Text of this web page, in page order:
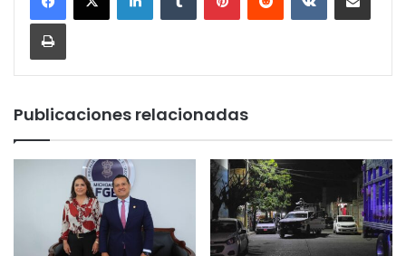
Imprimir
Publicaciones relacionadas